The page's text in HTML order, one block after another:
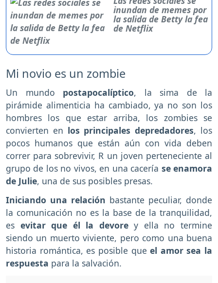
inundan de memes por
la salida de Betty la fea
de Netflix
Mi novio es un zombie
Un mundo postapocalíptico, la sima de la
pirámide alimenticia ha cambiado, ya no son los
hombres los que estar arriba, los zombies se
convierten en los principales depredadores, los
pocos humanos que están aún con vida deben
correr para sobrevivir, R un joven perteneciente al
grupo de los no vivos, en una cacería se enamora
de Julie, una de sus posibles presas.
Iniciando una relación bastante peculiar, donde
la comunicación no es la base de la tranquilidad,
es evitar que él la devorey ella no termine
siendo un muerto viviente, pero como una buena
historia romántica, es posible queel amor sea la
respuesta para la salvación.